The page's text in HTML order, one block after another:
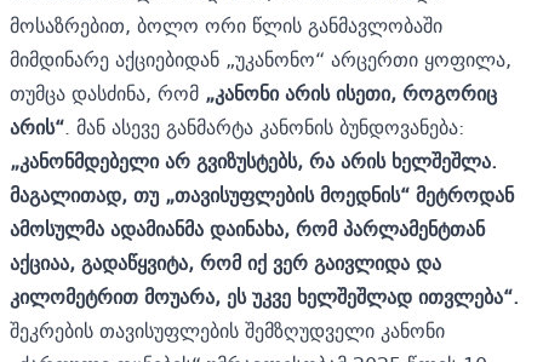
მოსაზრებით, ბოლო ორი წლის განმავლობაში
მიმდინარე აქციებიდან „უკანონო“ არცერთი ყოფილა,
თუმცა დასძინა, რომ „კანონი არის ისეთი, როგორიც
არის“. მან ასევე განმარტა კანონის ბუნდოვანება:
„კანონმდებელი არ გვიზუსტებს, რა არის ხელშეშლა.
მაგალითად, თუ „თავისუფლების მოედნის“ მეტროდან
ამოსულმა ადამიანმა დაინახა, რომპარლამენტთან
აქციაა, გადაწყვიტა, რომ იქ ვერ გაივლიდა და
კილომეტრით მოუარა,ეს უკვე ხელშეშლად ითვლება“.
შეკრების თავისუფლების შემზღუდველი კანონი